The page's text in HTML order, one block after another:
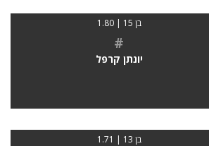
בן 15 | 1.80
#
יונתן קרפל
בן 13 | 1.71